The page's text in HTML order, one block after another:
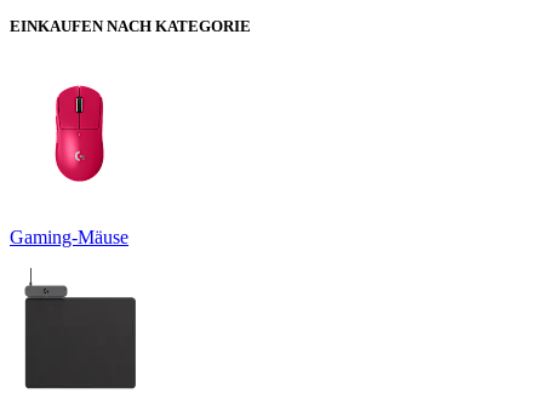
EINKAUFEN NACH KATEGORIE
Gaming-Mäuse